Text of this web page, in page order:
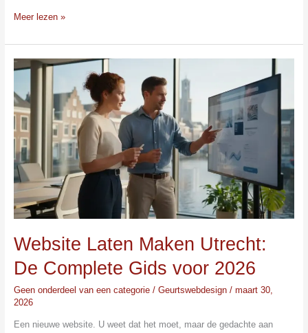
Meer lezen »
Website Laten Maken Utrecht:
De Complete Gids voor 2026
Geen onderdeel van een categorie/ Geurtswebdesign / maart 30,
2026
Een nieuwe website. U weet dat het moet, maar de gedachte aan
Website
Maken
Utrecht:
De
Complete
Gids
voor
2026